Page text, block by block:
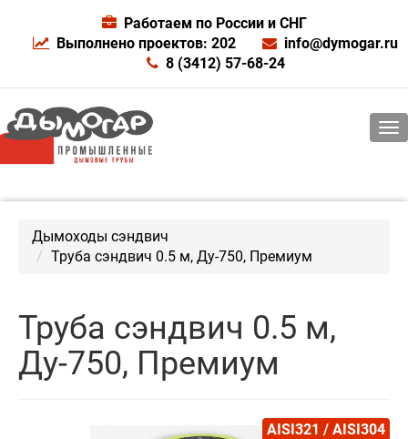
Работаем по России и СНГ
Выполнено проектов: 202
info@dymogar.ru
8 (3412) 57-68-24
Дымоходы сэндвич
Труба сэндвич 0.5 м, Ду-750, Премиум
Труба сэндвич 0.5 м,
Ду-750, Премиум
AISI321 / AISI304